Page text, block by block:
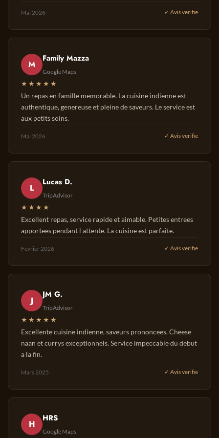
Mai 2026 ✓ Avis verifie
M
Family Mazza
Google Maps
★★★★★
Un repas en famille memorable. La cuisine indienne est
authentique, genereuse et pleine de saveurs. Le service est
aux petits soins.
Mai 2026 ✓ Avis verifie
L
Lucas D.
TripAdvisor
★★★★
Excellent repas, service rapide et aimable. Petites entrees
apportees pendant l attente. La cuisine est parfaite.
Fevrier 2026 ✓ Avis verifie
J
JM G.
TripAdvisor
★★★★★
Excellente cuisine indienne, saveurs prononcees. Cheese
naan et currys exceptionnels. Service impeccable du debut
a la fin.
Mars 2025 ✓ Avis verifie
H
HRS
Google Maps